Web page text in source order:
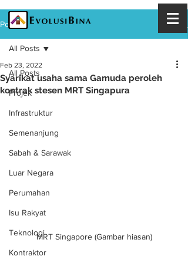
Post
All Posts
Projek
Infrastruktur
Semenanjung
Sabah & Sarawak
Luar Negara
Perumahan
Isu Rakyat
Teknologi
Kontraktor
All Posts
Syarikat usaha sama Gamuda peroleh
kontrak stesen MRT Singapura
Feb 23, 2022
MRT Singapore (Gambar hiasan)